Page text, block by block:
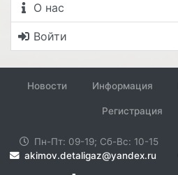
О нас
Войти
Новости Информация
Регистрация
Пн-Пт: 09-19; Сб-Вс: 10-15
akimov.detaligaz@yandex.ru